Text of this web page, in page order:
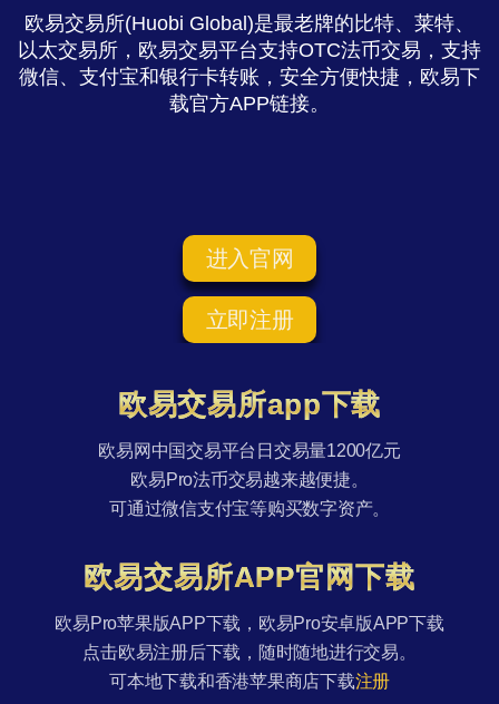
欧易交易所(Huobi Global)是最老牌的比特、莱特、
以太交易所，欧易交易平台支持OTC法币交易，支持
微信、支付宝和银行卡转账，安全方便快捷，欧易下
载官方APP链接。
进入官网
立即注册
欧易交易所app下载
欧易网中国交易平台日交易量1200亿元
欧易Pro法币交易越来越便捷。
可通过微信支付宝等购买数字资产。
欧易交易所APP官网下载
欧易Pro苹果版APP下载，欧易Pro安卓版APP下载
点击欧易注册后下载，随时随地进行交易。
可本地下载和香港苹果商店下载注册